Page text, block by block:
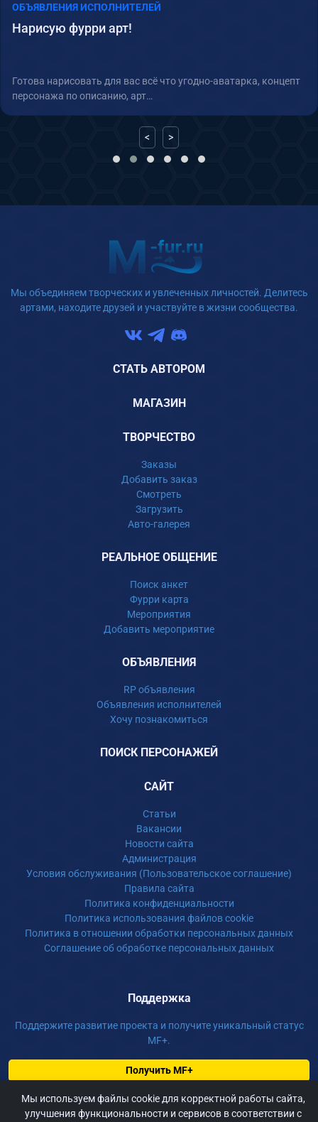
ОБЪЯВЛЕНИЯ ИСПОЛНИТЕЛЕЙ
Нарисую фурри арт!
Готова нарисовать для вас всё что угодно-аватарка, концепт
персонажа по описанию, арт…
< >
Мы объединяем творческих и увлеченных личностей. Делитесь
артами, находите друзей и участвуйте в жизни сообщества.
СТАТЬ АВТОРОМ
МАГАЗИН
ТВОРЧЕСТВО
Заказы
Добавить заказ
Смотреть
Загрузить
Авто-галерея
РЕАЛЬНОЕ ОБЩЕНИЕ
Поиск анкет
Фурри карта
Мероприятия
Добавить мероприятие
ОБЪЯВЛЕНИЯ
RP объявления
Объявления исполнителей
Хочу познакомиться
ПОИСК ПЕРСОНАЖЕЙ
САЙТ
Статьи
Вакансии
Новости сайта
Администрация
Условия обслуживания (Пользовательское соглашение)
Правила сайта
Политика конфиденциальности
Политика использования файлов cookie
Политика в отношении обработки персональных данных
Соглашение об обработке персональных данных
Поддержка
Поддержите развитие проекта и получите уникальный статус
MF+.
Получить MF+
Пожертвовать
Мы используем файлы cookie для корректной работы сайта,
улучшения функциональности и сервисов в соответствии с